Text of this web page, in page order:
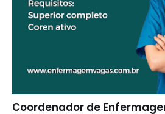
Coordenador de